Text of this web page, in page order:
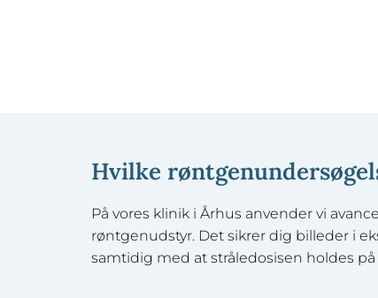
Hvilke
På vores klinik i Århus anvender vi
røntgenudstyr. Det sikrer dig billeder i
samtidig med at stråledosisen holdes